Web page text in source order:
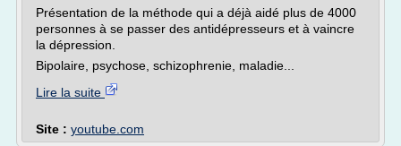
Présentation de la méthode qui a déjà aidé plus de 4000
personnes à se passer des antidépresseurs et à vaincre
la dépression.
Bipolaire, psychose, schizophrenie, maladie...
Lire la suite
Site : youtube.com